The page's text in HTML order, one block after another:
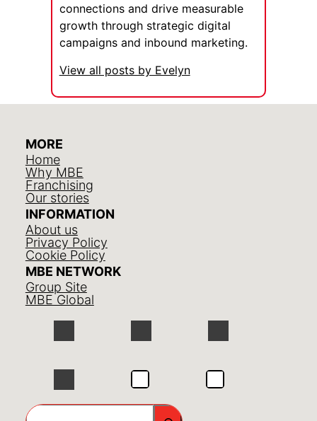
connections and drive measurable
growth through strategic digital
campaigns and inbound marketing.
View all posts by Evelyn
MORE
Home
Why MBE
Franchising
Our stories
INFORMATION
About us
Privacy Policy
Cookie Policy
MBE NETWORK
Group Site
MBE Global
GO